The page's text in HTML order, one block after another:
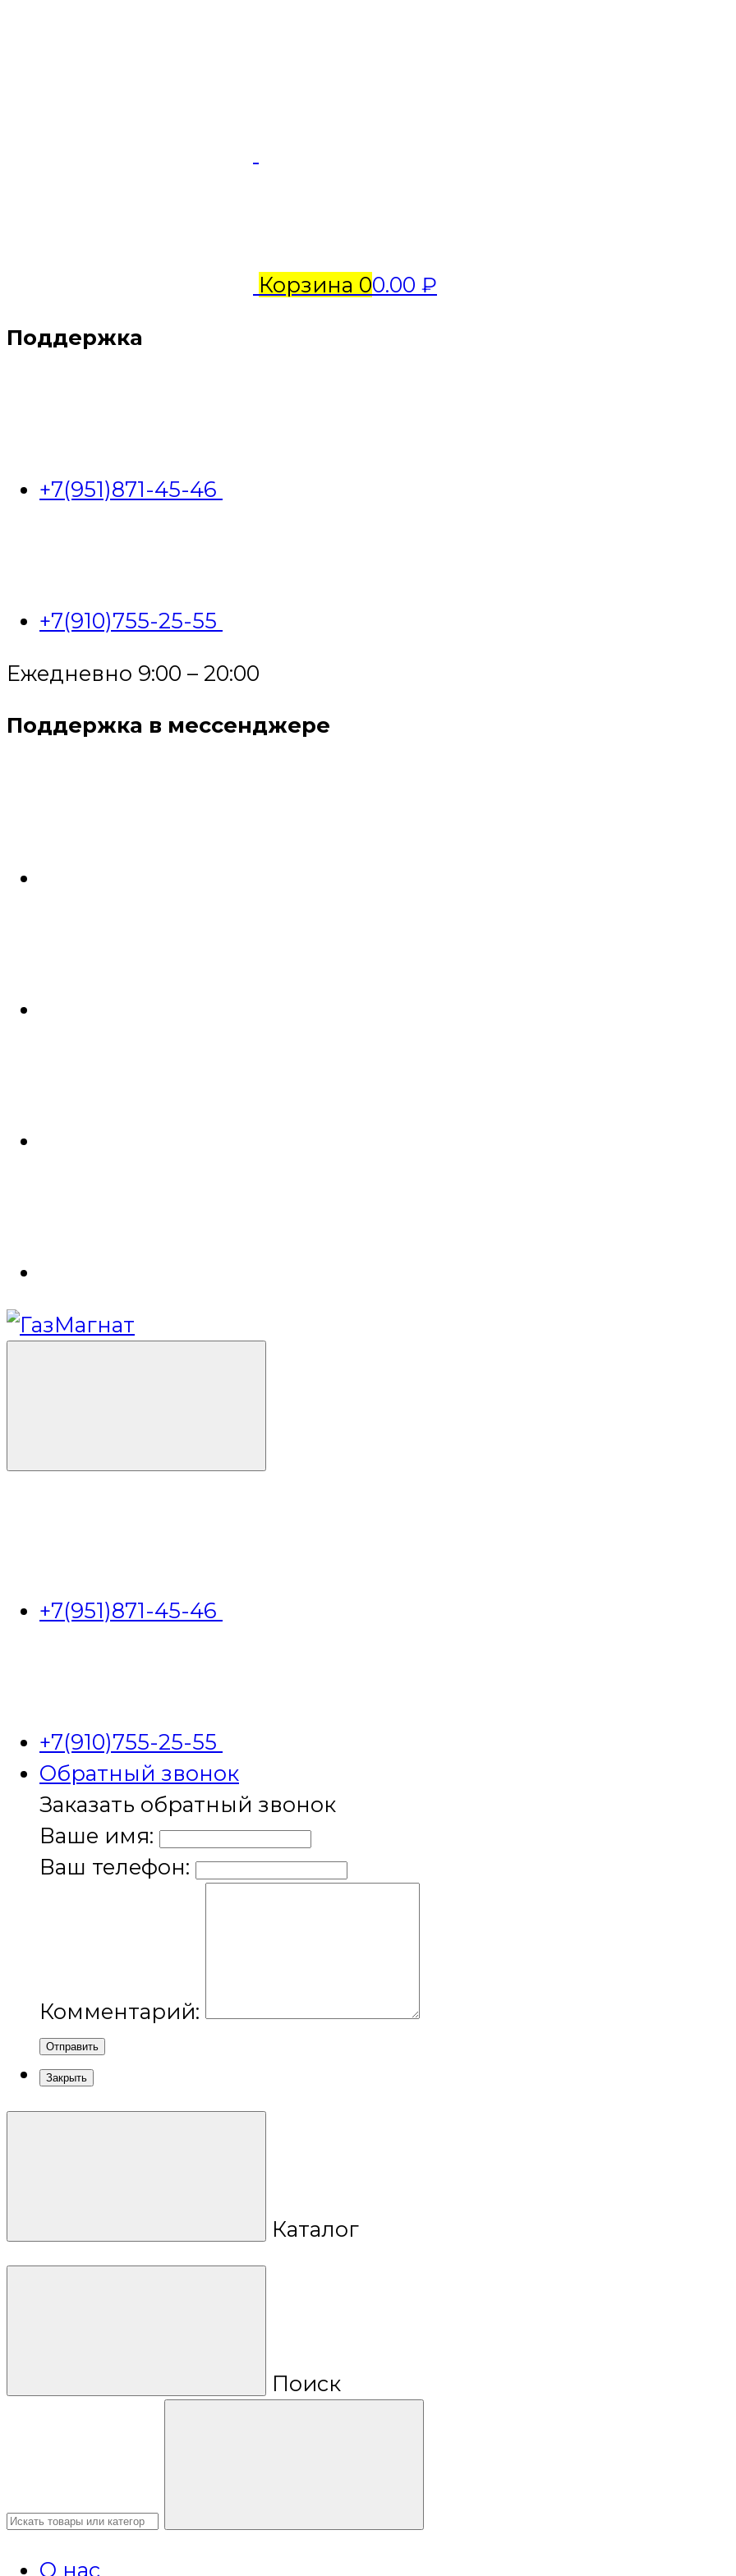
Корзина 00.00 ₽
Поддержка
+7(951)871-45-46
+7(910)755-25-55
Ежедневно 9:00 – 20:00
Поддержка в мессенджере
+7(951)871-45-46
+7(910)755-25-55
Обратный звонок
Заказать обратный звонок
Ваше имя:
Ваш телефон:
Комментарий:
Отправить
Закрыть
Каталог
Поиск
О нас